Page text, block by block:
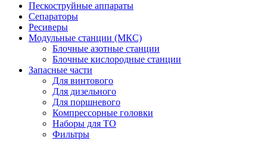
Пескоструйные аппараты
Сепараторы
Ресиверы
Модульные станции (МКС)
Блочные азотные станции
Блочные кислородные станции
Запасные части
Для винтового
Для дизельного
Для поршневого
Компрессорные головки
Наборы для ТО
Фильтры